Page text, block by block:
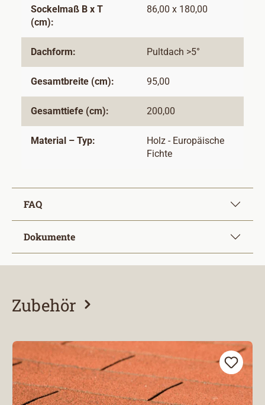
Sockelmaß B x T
(cm):
86,00 x 180,00
Dachform: Pultdach >5°
Gesamtbreite (cm): 95,00
Gesamttiefe (cm): 200,00
Material – Typ:
Holz - Europäische
Fichte
FAQ
Dokumente
Zubehör